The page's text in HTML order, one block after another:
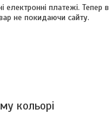
електронні платежі. Тепер
не покидаючи сайту.
кольорі